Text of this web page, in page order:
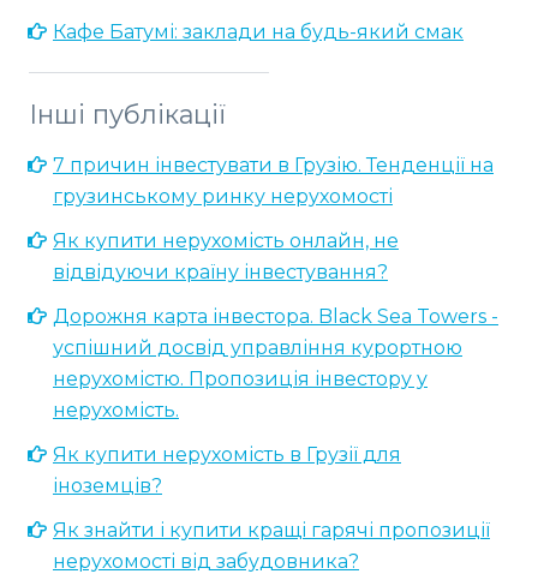
Кафе Батумі: заклади на будь-який смак
Інші публікації
7 причин інвестувати в Грузію. Тенденції на
грузинському ринку нерухомості
Як купити нерухомість онлайн, не
відвідуючи країну інвестування?
Дорожня карта інвестора. Black Sea Towers -
успішний досвід управління курортною
нерухомістю. Пропозиція інвестору у
нерухомість.
Як купити нерухомість в Грузії для
іноземців?
Як знайти і купити кращі гарячі пропозиції
нерухомості від забудовника?